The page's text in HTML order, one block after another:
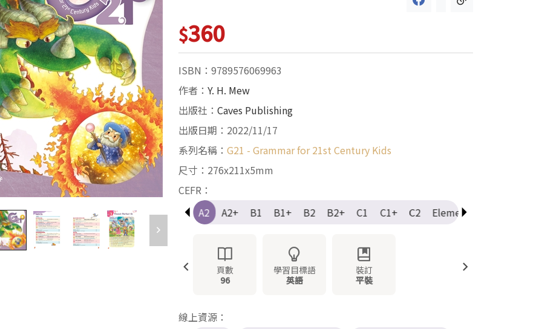
$360
ISBN：9789576069963
作者：Y. H. Mew
出版社：Caves Publishing
出版日期：2022/11/17
系列名稱：G21 - Grammar for 21st Century Kids
尺寸：276x211x5mm
CEFR：
Pre-A1
A1 A1+ A2 A2+ B1 B1+ B2 B2+ C1 C1+ C2 Elementary
頁數
96
學習目標語
英語
裝訂
平裝
線上資源：